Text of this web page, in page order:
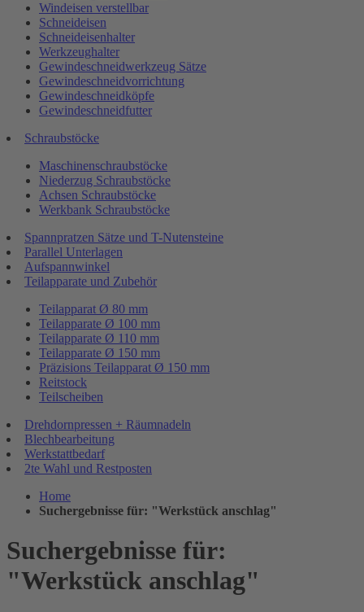
Windeisen verstellbar
Schneideisen
Schneideisenhalter
Werkzeughalter
Gewindeschneidwerkzeug Sätze
Gewindeschneidvorrichtung
Gewindeschneidköpfe
Gewindeschneidfutter
Schraubstöcke
Maschinenschraubstöcke
Niederzug Schraubstöcke
Achsen Schraubstöcke
Werkbank Schraubstöcke
Spannpratzen Sätze und T-Nutensteine
Parallel Unterlagen
Aufspannwinkel
Teilapparate und Zubehör
Teilapparat Ø 80 mm
Teilapparate Ø 100 mm
Teilapparate Ø 110 mm
Teilapparate Ø 150 mm
Präzisions Teilapparat Ø 150 mm
Reitstock
Teilscheiben
Drehdornpressen + Räumnadeln
Blechbearbeitung
Werkstattbedarf
2te Wahl und Restposten
Home
Suchergebnisse für: "Werkstück anschlag"
Suchergebnisse für:
"Werkstück anschlag"